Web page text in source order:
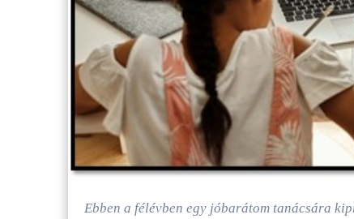
Ebben a félévben egy jóbarátom tanácsára kipróbálhatom magam mint oktató. Érdekes momentum, hogy